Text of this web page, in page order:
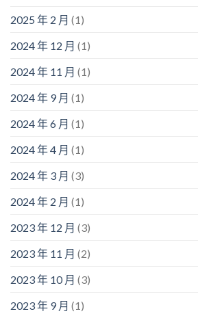
2025 年 2 月 (1)
2024 年 12 月 (1)
2024 年 11 月 (1)
2024 年 9 月 (1)
2024 年 6 月 (1)
2024 年 4 月 (1)
2024 年 3 月 (3)
2024 年 2 月 (1)
2023 年 12 月 (3)
2023 年 11 月 (2)
2023 年 10 月 (3)
2023 年 9 月 (1)